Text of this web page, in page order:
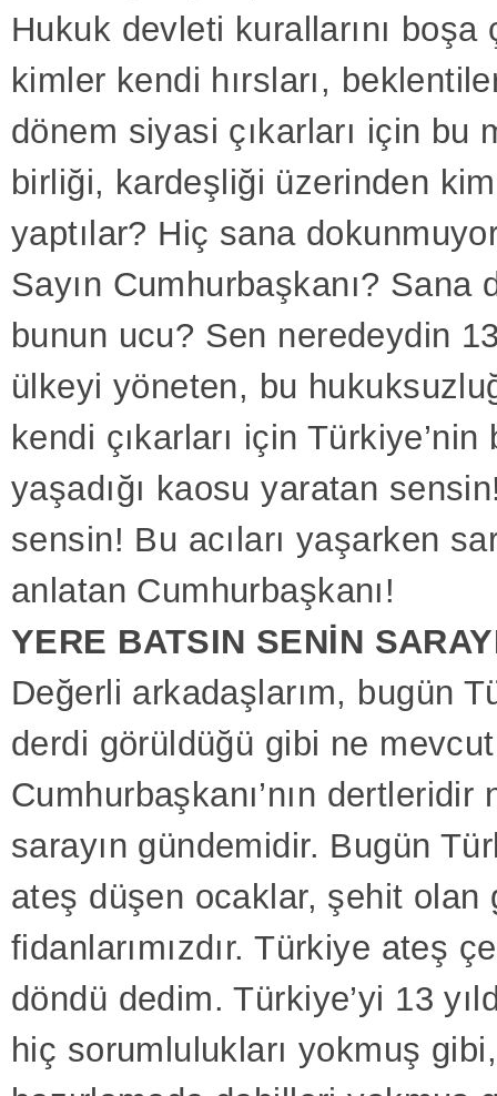
Hukuk devleti kurallarını boşa
kimler kendi hırsları,
dönem siyasi çıkarları için bu
birliği, kardeşliği üzerinden
yaptılar? Hiç sana
Sayın Cumhurbaşkanı? Sana
bunun ucu? Sen neredeydin
ülkeyi yöneten, bu
kendi çıkarları için Türkiye’nin
yaşadığı kaosu yaratan
sensin! Bu acıları yaşarken
anlatan Cumhurbaşkanı!
YERE BATSIN SENİN
Değerli arkadaşlarım, bugün
derdi görüldüğü gibi ne mevcut
Cumhurbaşkanı’nın dertleridir
sarayın gündemidir. Bugün
ateş düşen ocaklar, şehit olan
fidanlarımızdır. Türkiye ateş
döndü dedim. Türkiye’yi 13
hiç sorumlulukları yokmuş